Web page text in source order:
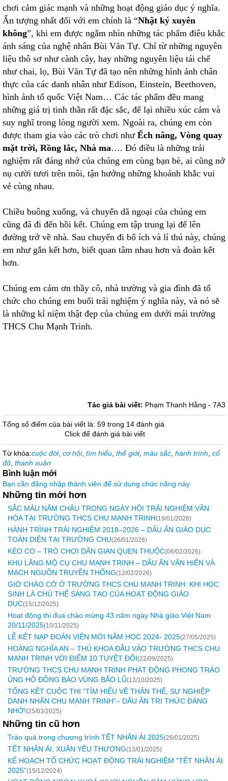
chơi cảm giác mạnh và những hoạt động giáo dục ý nghĩa.
Ấn tượng nhất đối với em chính là “Nhật ký xuyên
không”, khi em được ngắm nhìn những tác phẩm điêu khắc
ánh sáng của nghệ nhân Bùi Văn Tự. Chỉ từ những nguyên
liệu thô sơ như cành cây, hay những nguyên liệu tái chế
như chai, lọ, Bùi Văn Tự đã tạo nên những hình ảnh chân
thực của các danh nhân như Edison, Einstein, Beethoven,
hình ảnh tổ quốc Việt Nam… Các tác phẩm đều mang
những giá trị tinh thần rất đặc sắc, để lại nhiều xúc cảm và
suy nghĩ trong lòng người xem. Ngoài ra, chúng em còn
được tham gia vào các trò chơi như Ếch nâng, Vòng quay
mặt trời, Rồng lắc, Nhà ma…. Đó điều là những trải
nghiệm rất đáng nhớ của chúng em cùng bạn bè, ai cũng nở
nụ cười tươi trên môi, tận hưởng những khoảnh khắc vui
vẻ cùng nhau.
Chiều buông xuống, và chuyến dã ngoại của chúng em
cũng đã đi đến hồi kết. Chúng em tập trung lại để lên
đường trở về nhà. Sau chuyến đi bổ ích và lí thú này, chúng
em như gắn kết hơn, biết quan tâm nhau hơn và đoàn kết
hơn.
Chúng em cảm ơn thầy cô, nhà trường và gia đình đã tổ
chức cho chúng em buổi trải nghiệm ý nghĩa này, và nó sẽ
là những kỉ niệm thật đẹp của chúng em dưới mái trường
THCS Chu Mạnh Trinh.
Tác giả bài viết: Phạm Thanh Hằng - 7A3
Tổng số điểm của bài viết là: 59 trong 14 đánh giá
Click để đánh giá bài viết
Từ khóa:cuộc đời, cơ hội, tìm hiểu thế giới, màu sắc hành trình cố
đô thanh xuân
Bình luận mới
Bạn cần đăng nhập thành viên để sử dụng chức năng này
Những tin mới hơn
SẮC MÀU NĂM CHÂU TRONG NGÀY HỘI TRẢI NGHIỆM VĂN
HÓA TẠI TRƯỜNG THCS CHU MẠNH TRINH(19/01/2026)
HÀNH TRÌNH TRẢI NGHIỆM 2018–2026 – DẤU ẤN GIÁO DỤC
TOÀN DIỆN TẠI TRƯỜNG CHU(26/01/2026)
KÉO CO – TRÒ CHƠI DÂN GIAN QUEN THUỘC(06/02/2026)
KHU LĂNG MỘ CỤ CHU MẠNH TRINH – DẤU ẤN VĂN HIẾN VÀ
MẠCH NGUỒN TRUYỀN THỐNG(12/02/2026)
GIỜ CHÀO CỜ Ở TRƯỜNG THCS CHU MẠNH TRINH: KHI HỌC
SINH LÀ CHỦ THỂ SÁNG TẠO CỦA HOẠT ĐỘNG GIÁO
DỤC(15/12/2025)
Hoạt động thi đua chào mừng 43 năm ngày Nhà giáo Việt Nam
20/11/2025(10/11/2025)
LỄ KẾT NẠP ĐOÀN VIÊN MỚI NĂM HỌC 2024- 2025(27/05/2025)
HOÀNG NGHĨA AN – THỦ KHOA ĐẦU VÀO TRƯỜNG THCS CHU
MẠNH TRINH VỚI ĐIỂM 10 TUYỆT ĐỐI(22/09/2025)
TRƯỜNG THCS CHU MẠNH TRINH PHÁT ĐỘNG PHONG TRÀO
ỦNG HỘ ĐỒNG BÀO VÙNG BÃO LŨ(13/10/2025)
TỔNG KẾT CUỘC THI “TÌM HIỂU VỀ THÂN THẾ, SỰ NGHIỆP
DANH NHÂN CHU MẠNH TRINH”– DẤU ẤN TRI THỨC ĐÁNG
NHỚ!(25/03/2025)
Những tin cũ hơn
Trào quà trong chương trình TẾT NHÂN ÁI 2025(26/01/2025)
TẾT NHÂN ÁI, XUÂN YÊU THƯƠNG(13/01/2025)
KẾ HOẠCH TỔ CHỨC HOẠT ĐỘNG TRẢI NGHIỆM "TẾT NHÂN ÁI
2025"(15/12/2024)